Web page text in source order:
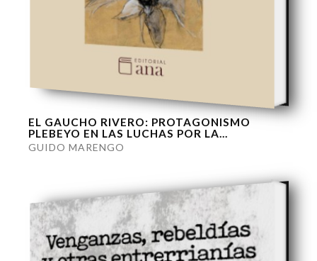
EL GAUCHO RIVERO: PROTAGONISMO
PLEBEYO EN LAS LUCHAS POR LA...
GUIDO MARENGO